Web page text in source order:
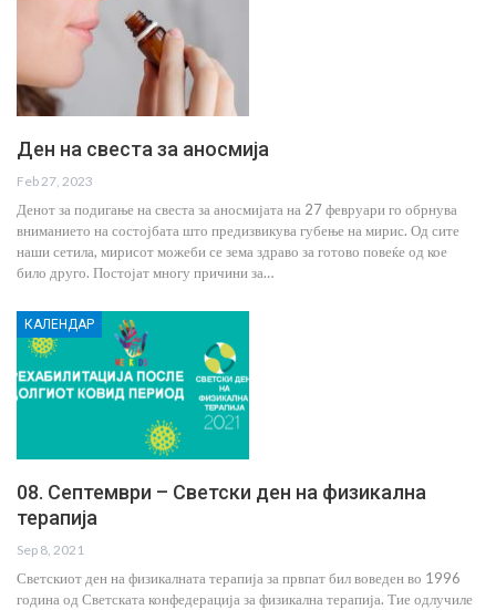
Ден на свеста за аносмија
Feb 27, 2023
Денот за подигање на свеста за аносмијата на 27 февруари го обрнува
вниманието на состојбата што предизвикува губење на мирис. Од сите
наши сетила, мирисот можеби се зема здраво за готово повеќе од кое
било друго. Постојат многу причини за…
КАЛЕНДАР
08. Септември – Светски ден на физикална
терапија
Sep 8, 2021
Светскиот ден на физикалната терапија за првпат бил воведен во 1996
година од Светската конфедерација за физикална терапија. Тие одлучиле